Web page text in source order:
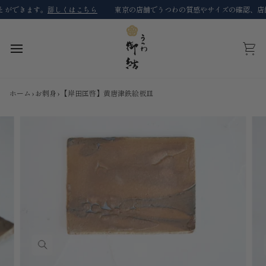
コ
ン
きます。 詳しくはこちら 東京の店舗でうつわの質感やサイズの確認、店舗
カ
ホーム ›お刺身› 【岸田匡啓】黄唐津鉄絵板皿